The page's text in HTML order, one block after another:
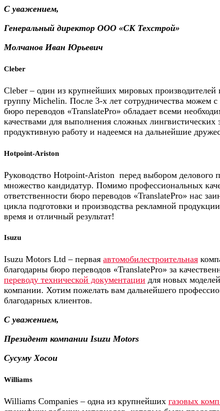
С уважением,
Генеральный директор ООО «СК Техстрой»
Молчанов Иван Юрьевич
Cleber
Cleber – один из крупнейших мировых
группу Michelin. После 3-х лет сотрудничества можем с
бюро переводов «TranslatePro» обладает всеми
качествами для выполнения сложных лингвистических
продуктивную работу и надеемся на дальнейшие
Hotpoint-Ariston
Руководство Hotpoint-Ariston перед выбором делового
множество кандидатур. Помимо профессиональных
ответственности бюро переводов «TranslatePro» нас
цикла подготовки и производства рекламной
время и отличный результат!
Isuzu
Isuzu Motors Ltd – первая автомобилестроительная
благодарны бюро переводов «TranslatePro» за
переводу технической документации для новых
компании. Хотим пожелать вам дальнейшего
благодарных клиентов.
С уважением,
Президент компании Isuzu Motors
Сусуму Хосои
Williams
Williams Companies – одна из крупнейших газовых